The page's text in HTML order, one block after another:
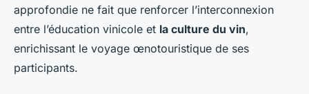
approfondie ne fait que renforcer l’interconnexion
entre l’éducation vinicole et la culture du vin,
enrichissant le voyage œnotouristique de ses
participants.